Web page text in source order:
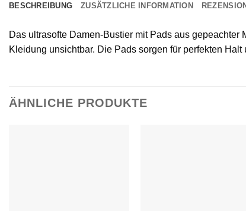
BESCHREIBUNG ZUSÄTZLICHE INFORMATION
Das ultrasofte Damen-Bustier mit Pads aus
Kleidung unsichtbar. Die Pads sorgen für perfekten
ÄHNLICHE PRODUKTE